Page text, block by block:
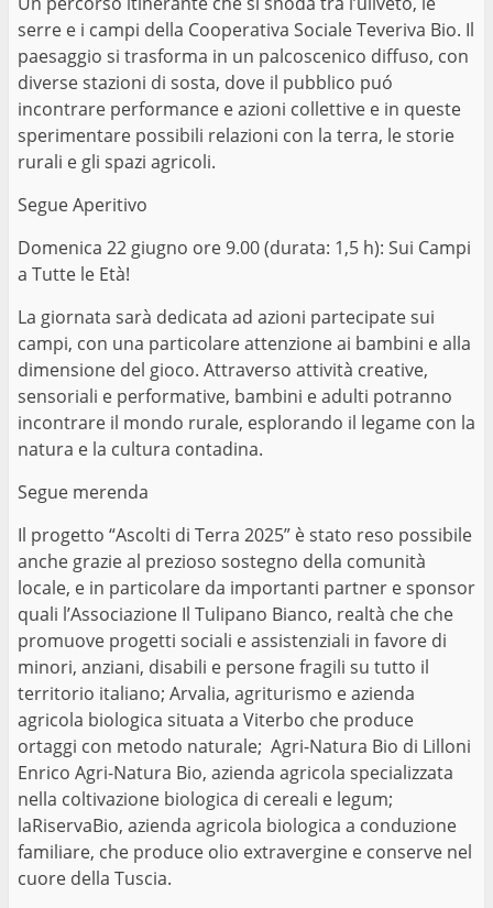
serre e i campi della Cooperativa Sociale Teveriva Bio. Il
paesaggio si trasforma in un palcoscenico diffuso, con
diverse stazioni di sosta, dove il pubblico puó
incontrare performance e azioni collettive e in queste
sperimentare possibili relazioni con la terra, le storie
rurali e gli spazi agricoli.
Segue Aperitivo
Domenica 22 giugno ore 9.00 (durata: 1,5 h): Sui Campi
a Tutte le Età!
La giornata sarà dedicata ad azioni partecipate sui
campi, con una particolare attenzione ai bambini e alla
dimensione del gioco. Attraverso attività creative,
sensoriali e performative, bambini e adulti potranno
incontrare il mondo rurale, esplorando il legame con la
natura e la cultura contadina.
Segue merenda
Il progetto “Ascolti di Terra 2025” è stato reso possibile
anche grazie al prezioso sostegno della comunità
locale, e in particolare da importanti partner e sponsor
quali l’Associazione Il Tulipano Bianco, realtà che che
promuove progetti sociali e assistenziali in favore di
minori, anziani, disabili e persone fragili su tutto il
territorio italiano; Arvalia, agriturismo e azienda
agricola biologica situata a Viterbo che produce
ortaggi con metodo naturale; Agri-Natura Bio di Lilloni
Enrico Agri-Natura Bio, azienda agricola specializzata
nella coltivazione biologica di cereali e legum;
laRiservaBio, azienda agricola biologica a conduzione
familiare, che produce olio extravergine e conserve nel
cuore della Tuscia.